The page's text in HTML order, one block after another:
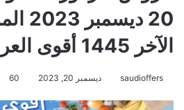
الآخر 1445 أقوى العروض الشتوية
saudioffers ديسمبر 20, 2023 60